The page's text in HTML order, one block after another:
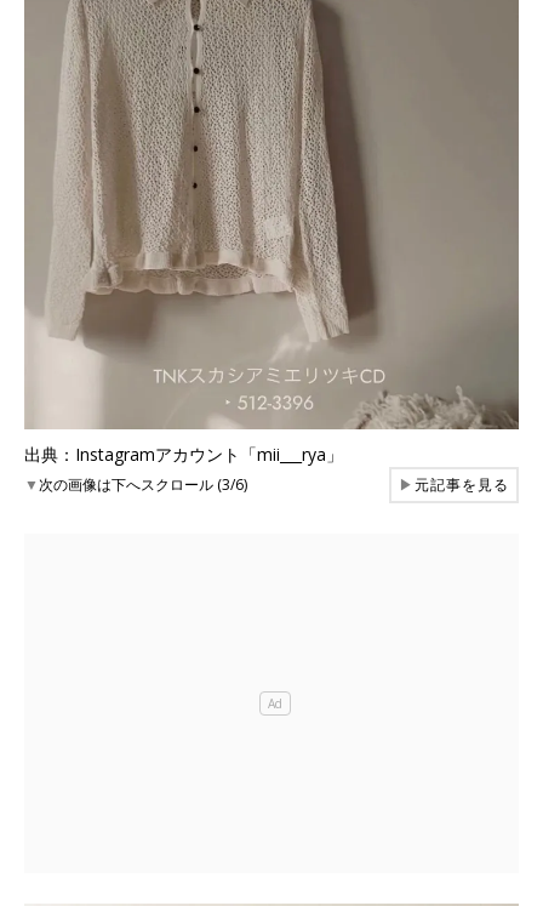
出典：Instagramアカウント「mii___rya」
▼次の画像は下へスクロール (3/6) ▶元記事を見る